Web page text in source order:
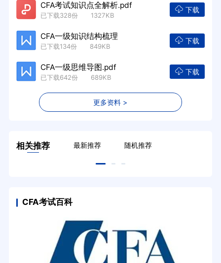
CFA考试知识点全解析.pdf
已下载328份 1327KB
下载
CFA一级知识结构梳理
已下载134份 849KB
下载
CFA一级思维导图.pdf
已下载642份 689KB
下载
更多资料 >
相关推荐 最新推荐 随机推荐
CFA考试百科